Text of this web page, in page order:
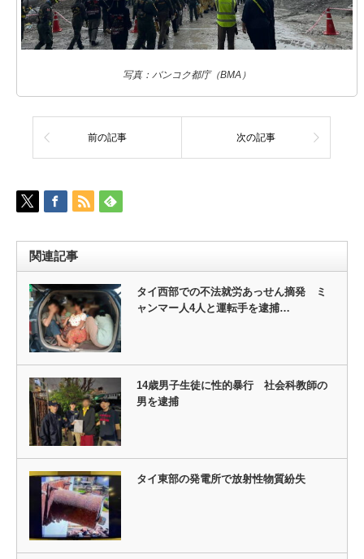
写真：バンコク都庁（BMA）
前の記事 次の記事
関連記事
タイ西部での不法就労あっせん摘発 ミ
ャンマー人4人と運転手を逮捕…
14歳男子生徒に性的暴行 社会科教師の
男を逮捕
タイ東部の発電所で放射性物質紛失